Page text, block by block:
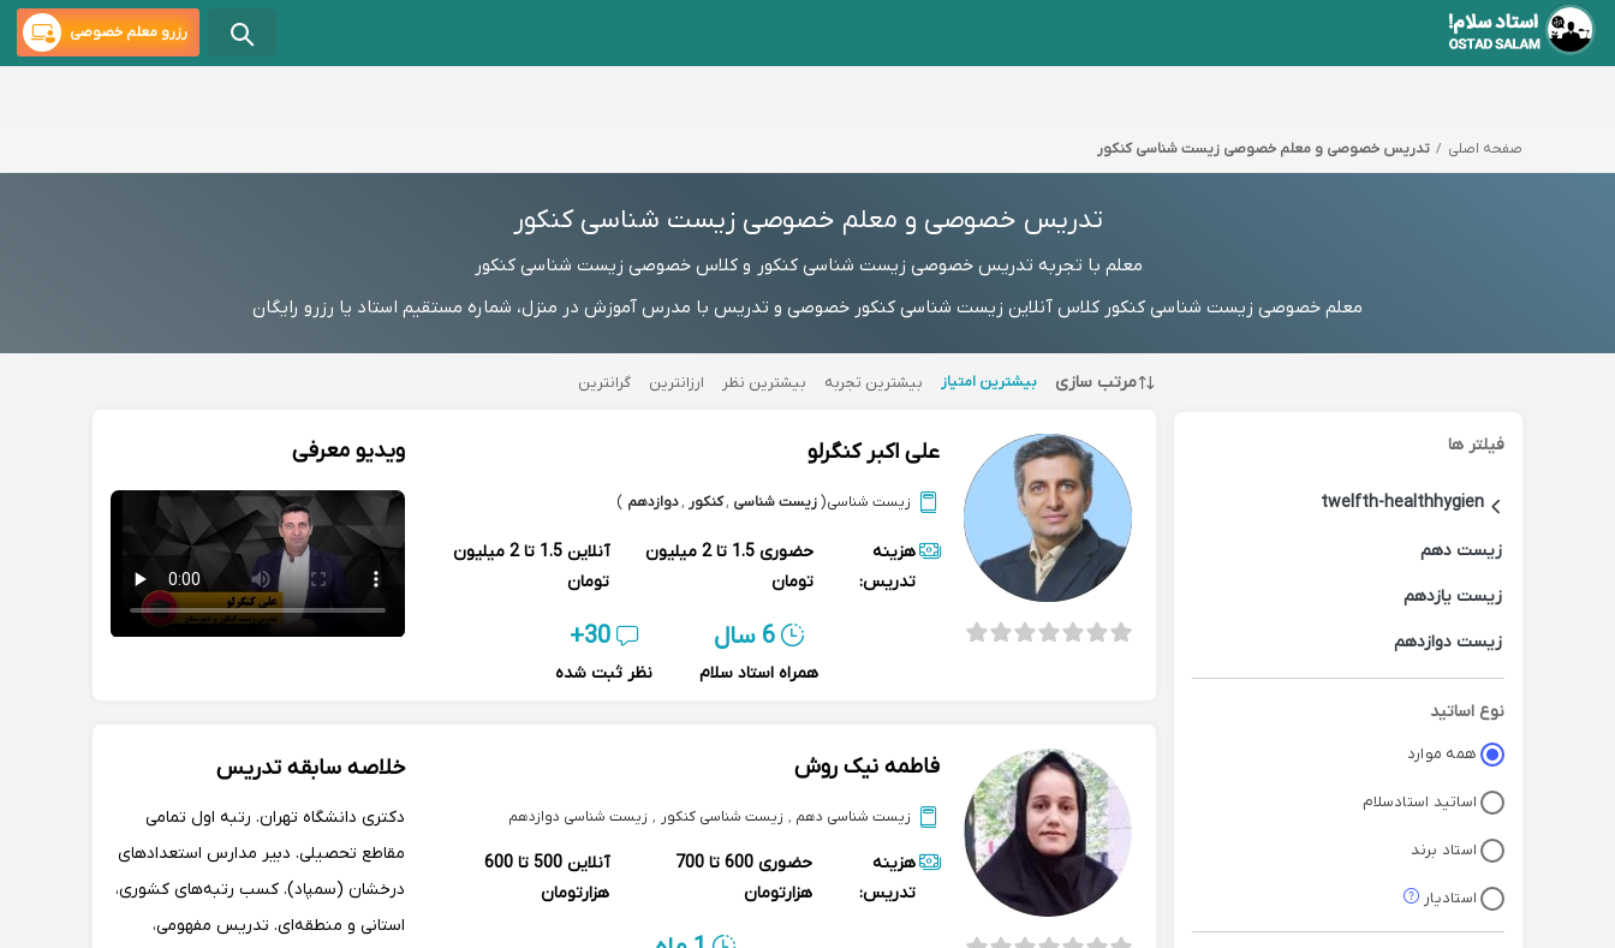
رزرو معلم خصوصی
صفحه اصلی تدریس خصوصی و معلم خصوصی زیست شناسی کنکور
تدریس خصوصی و معلم خصوصی زیست شناسی کنکور
معلم با تجربه تدریس خصوصی زیست شناسی کنکور و کلاس خصوصی زیست شناسی کنکور
معلم خصوصی زیست شناسی کنکور کلاس آنلاین زیست شناسی کنکور خصوصی و تدریس با مدرس آموزش در منزل، شماره مستقیم استاد یا رزرو رایگان
فیلتر ها
twelfth-healthhygien
زیست دهم
زیست یازدهم
زیست دوازدهم
نوع اساتید
همه موارد
اساتید استادسلام
استاد برند
استادیار
مرتب سازی بیشترین امتیاز بیشترین تجربه بیشترین نظر ارزانترین گرانترین
علی اکبر کنگرلو
زیست شناسی(زیست شناسی ,کنکور ,دوازدهم )
هزینه
تدریس:
حضوری
1.5 تا 2 میلیون
تومان
آنلاین
1.5 تا 2 میلیون
تومان
6 سال
همراه استاد سلام
30+
نظر ثبت شده
ویدیو معرفی
فاطمه نیک روش
زیست شناسی دهم , زیست شناسی کنکور , زیست شناسی دوازدهم
هزینه
تدریس:
حضوری
600 تا 700
هزارتومان
آنلاین
500 تا 600
هزارتومان
خلاصه سابقه تدریس
دکتری دانشگاه تهران. رتبه اول تمامی
مقاطع تحصیلی. دبیر مدارس استعدادهای
درخشان (سمپاد). کسب رتبه‌های کشوری،
استانی و منطقه‌ای. تدریس مفهومی،